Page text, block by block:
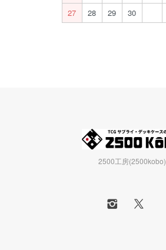
27
28 29 30
2500工房(2500kobo)